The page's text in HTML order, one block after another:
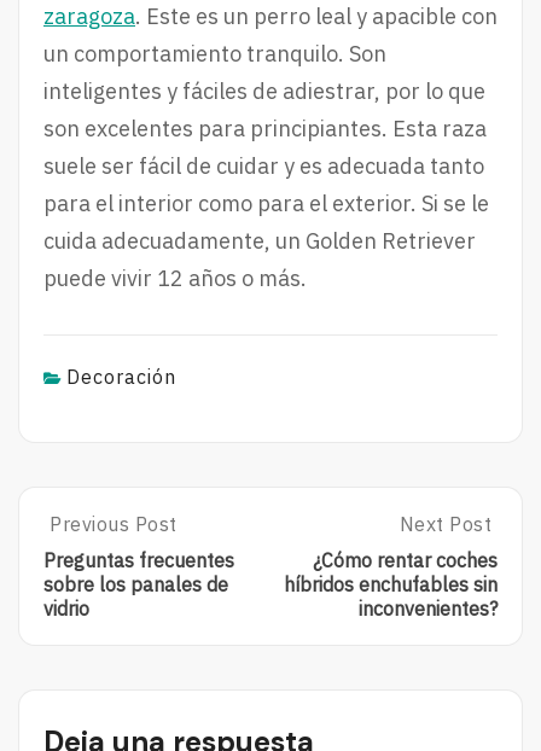
zaragoza. Este es un perro leal y apacible con
un comportamiento tranquilo. Son
inteligentes y fáciles de adiestrar, por lo que
son excelentes para principiantes. Esta raza
suele ser fácil de cuidar y es adecuada tanto
para el interior como para el exterior. Si se le
cuida adecuadamente, un Golden Retriever
puede vivir 12 años o más.
Decoración
Post
navigation
Previous
Post:
Preguntas
Frecuentes
Previous Post
Preguntas frecuentes
sobre los panales de
vidrio
Next
Post:
¿Cómo
Rentar
Next Post
¿Cómo rentar coches
híbridos enchufables sin
inconvenientes?
Deja una respuesta